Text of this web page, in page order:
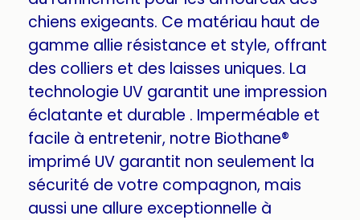
chiens exigeants. Ce matériau haut de
gamme allie résistance et style, offrant
des colliers et des laisses uniques. La
technologie UV garantit une impression
éclatante et durable . Imperméable et
facile à entretenir, notre Biothane®
imprimé UV garantit non seulement la
sécurité de votre compagnon, mais
aussi une allure exceptionnelle à